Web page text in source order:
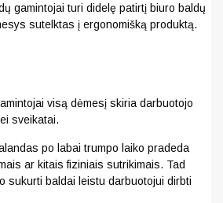
gamintojai turi didelę patirtį biuro baldų
sutelktas į ergonomišką produktą.
visą dėmesį skiria darbuotojo
sveikatai.
po labai trumpo laiko pradeda
ar kitais fiziniais sutrikimais. Tad
sukurti baldai leistu darbuotojui dirbti